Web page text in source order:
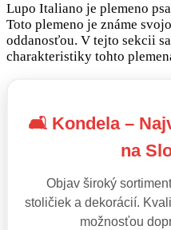
Lupo Italiano je plemeno
Toto plemeno je známe
oddanosťou. V tejto sekcii
charakteristiky tohto
🛋️ Kondela –
na
Objav široký
stoličiek a dekorácií.
možnosťou